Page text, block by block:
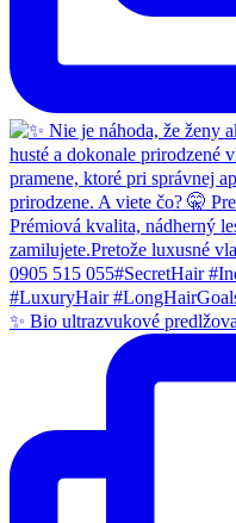
✨ Bio ultrazvukové